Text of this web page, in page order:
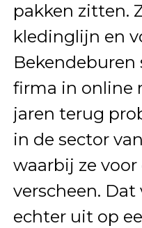
pakken zitten.
kledinglijn en
Bekendeburen
firma in online
jaren terug
in de sector
waarbij ze voor
verscheen. Dat
echter uit op